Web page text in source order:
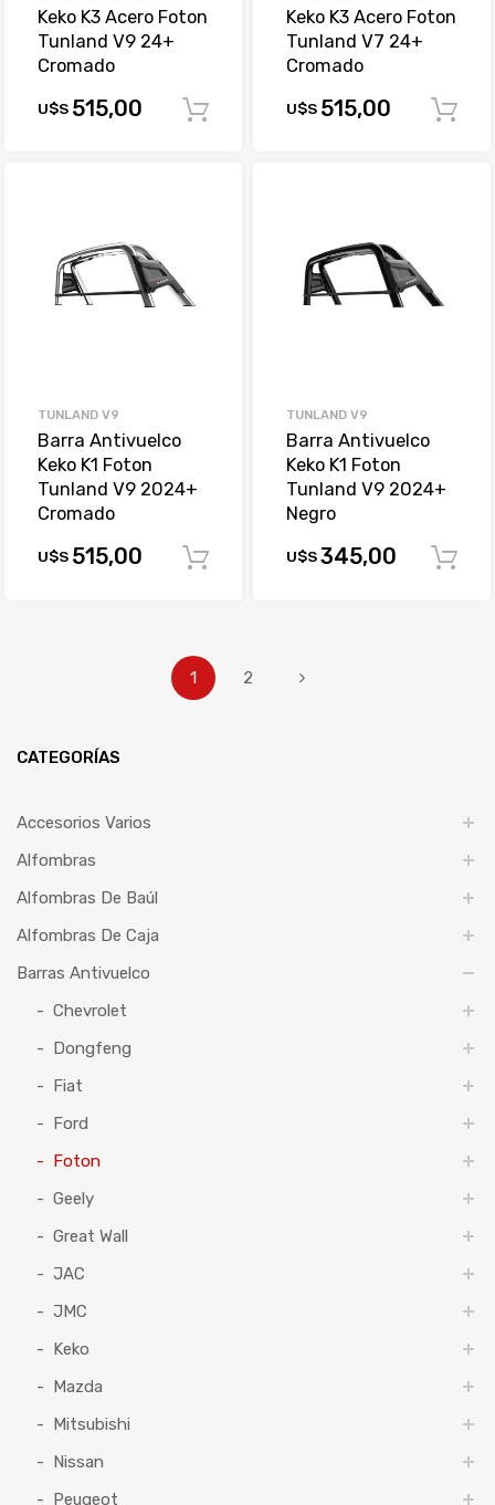
Keko K3 Acero Foton
Tunland V9 24+
Cromado
U$S 515,00 Comprar
Keko K3 Acero Foton
Tunland V7 24+
Cromado
U$S 515,00
TUNLAND V9
Barra Antivuelco
Keko K1 Foton
Tunland V9 2024+
Cromado
U$S 515,00 Comprar
TUNLAND V9
Barra Antivuelco
Keko K1 Foton
Tunland V9 2024+
Negro
U$S345,00
1 2
CATEGORÍAS
Accesorios Varios
Alfombras
Alfombras De Baúl
Alfombras De Caja
Barras Antivuelco
Chevrolet
Dongfeng
Fiat
Ford
Foton
Geely
Great Wall
JAC
JMC
Keko
Mazda
Mitsubishi
Nissan
Peugeot